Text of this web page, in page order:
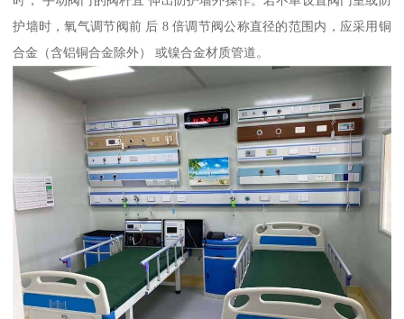
护墙时，氧气调节阀前 后 8 倍调节阀公称直径的范围内，应采用铜
合金（含铝铜合金除外） 或镍合金材质管道。